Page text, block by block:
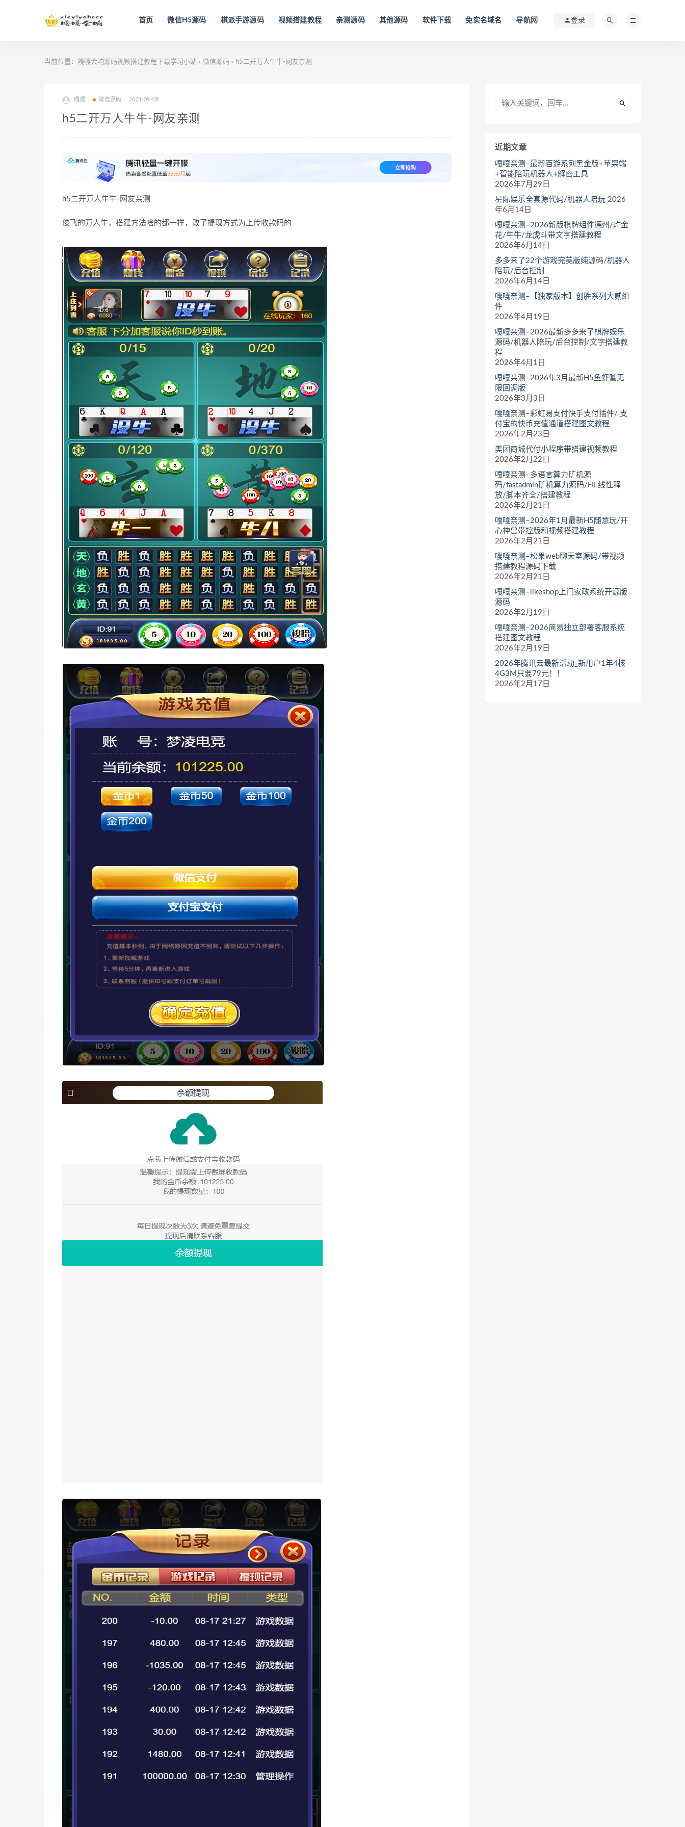
首页 微信H5源码 棋派手游源码 视频搭建教程 亲测源码 其他源码 软件下载 免实名域名 导航网 登录
当前位置： 嘎嘎会响源码视频搭建教程下载学习小站 > 微信源码 > h5二开万人牛牛-网友亲测
嘎嘎 微信源码 2021-09-08
h5二开万人牛牛-网友亲测
h5二开万人牛牛-网友亲测
俊飞的万人牛，搭建方法啥的都一样，改了提现方式为上传收款码的
近期文章
嘎嘎亲测–最新百游系列黑金版+苹果端
+智能陪玩机器人+解密工具
2026年7月29日
星际娱乐全套源代码/机器人陪玩 2026
年6月14日
嘎嘎亲测–2026新版棋牌组件德州/炸金
花/牛牛/龙虎斗带文字搭建教程
2026年6月14日
多多来了22个游戏完美版纯源码/机器人
陪玩/后台控制
2026年6月14日
嘎嘎亲测–【独家版本】创胜系列大贰组
件
2026年4月19日
嘎嘎亲测–2026最新多多来了棋牌娱乐
源码/机器人陪玩/后台控制/文字搭建教
程
2026年4月1日
嘎嘎亲测–2026年3月最新H5鱼虾蟹无
限回调版
2026年3月3日
嘎嘎亲测–彩虹易支付快手支付插件/ 支
付宝的快币充值通道搭建图文教程
2026年2月23日
美团商城代付小程序带搭建视频教程
2026年2月22日
嘎嘎亲测–多语言算力矿机源
码/fastadmin矿机算力源码/FIL线性释
放/脚本齐全/搭建教程
2026年2月21日
嘎嘎亲测–2026年1月最新H5随意玩/开
心神兽带控版和视频搭建教程
2026年2月21日
嘎嘎亲测–松果web聊天室源码/带视频
搭建教程源码下载
2026年2月21日
嘎嘎亲测–likeshop上门家政系统开源版
源码
2026年2月19日
嘎嘎亲测–2026简易独立部署客服系统
搭建图文教程
2026年2月19日
2026年腾讯云最新活动_新用户1年4核
4G3M只要79元！！
2026年2月17日